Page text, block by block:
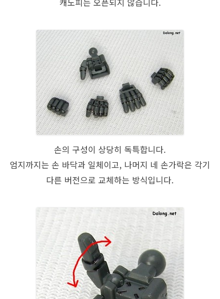
손의 구성이 상당히 독특합니다.
엄지까지는 손 바닥과 일체이고, 나머지 네 손가락은 각기
다른 버전으로 교체하는 방식입니다.